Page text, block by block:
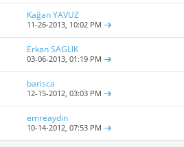
Kağan YAVUZ
11-26-2013, 10:02 PM
Erkan SAGLIK
03-06-2013,01:19 PM
barisca
12-15-2012,03:03 PM
emreaydin
10-14-2012,07:53 PM